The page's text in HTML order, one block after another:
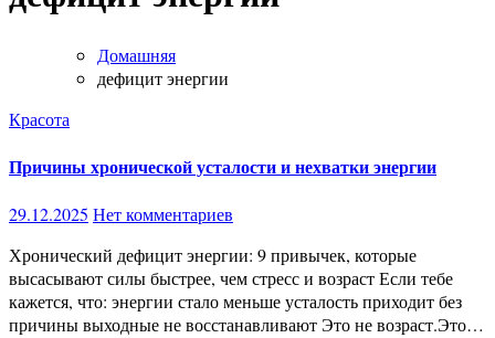
Домашняя
дефицит энергии
Красота
Причины хронической усталости и нехватки энергии
29.12.2025 Нет комментариев
Хронический дефицит энергии: 9 привычек, которые
высасывают силы быстрее, чем стресс и возраст Если тебе
кажется, что: энергии стало меньше усталость приходит без
причины выходные не восстанавливают Это не возраст.Это…